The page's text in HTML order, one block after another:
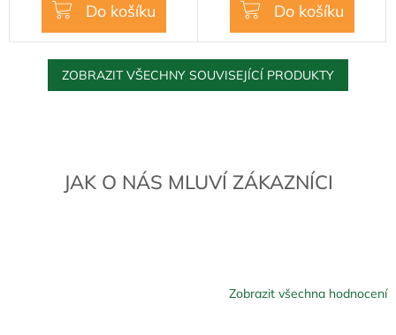
JAK O NÁS MLUVÍ ZÁKAZNÍCI
Zobrazit všechna hodnocení
Do košíku Do košíku
ZOBRAZIT VŠECHNY SOUVISEJÍCÍ PRODUKTY